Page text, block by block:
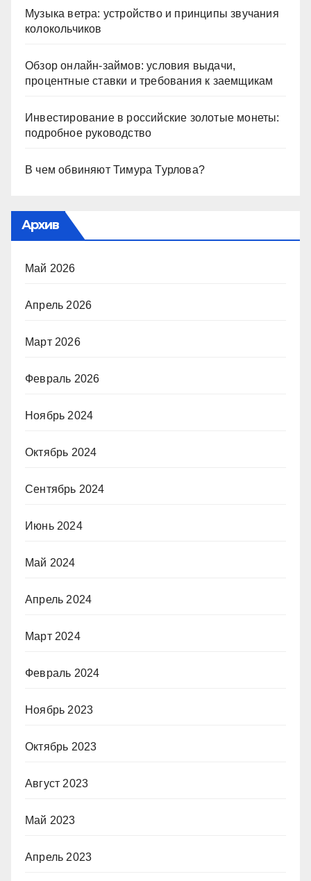
Музыка ветра: устройство и принципы звучания
колокольчиков
Обзор онлайн-займов: условия выдачи,
процентные ставки и требования к заемщикам
Инвестирование в российские золотые монеты:
подробное руководство
В чем обвиняют Тимура Турлова?
Архив
Май 2026
Апрель 2026
Март 2026
Февраль 2026
Ноябрь 2024
Октябрь 2024
Сентябрь 2024
Июнь 2024
Май 2024
Апрель 2024
Март 2024
Февраль 2024
Ноябрь 2023
Октябрь 2023
Август 2023
Май 2023
Апрель 2023